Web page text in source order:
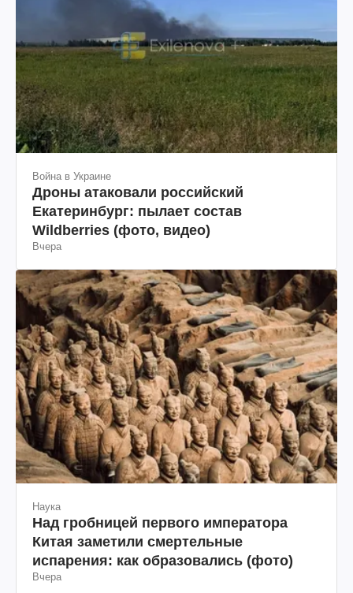
Война в Украине
Дроны атаковали российский
Екатеринбург: пылает состав
Wildberries (фото, видео)
Вчера
Наука
Над гробницей первого императора
Китая заметили смертельные
испарения: как образовались (фото)
Вчера